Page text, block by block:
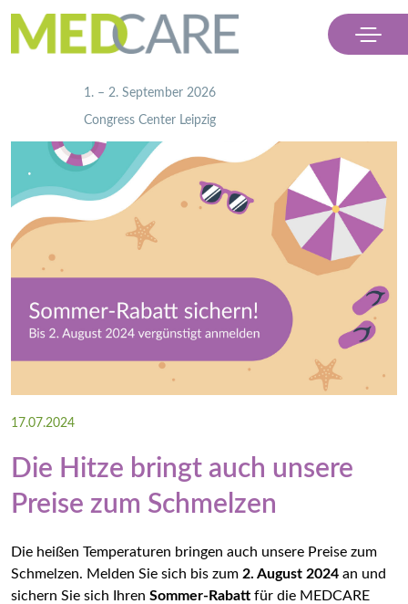
                    1. – 2. September 2026
Menü
Ausstellen
Besuchen
Partner
Kontakt & Presse
Ticket kaufen
Datenschutz
17.07.2024
Die Hitze bringt auch unsere
Preise zum Schmelzen
Die heißen Temperaturen bringen auch unsere Preise zum
Schmelzen. Melden Sie sich bis zum 2. August 2024 an und
sichern Sie sich Ihren Sommer-Rabatt für die MEDCARE